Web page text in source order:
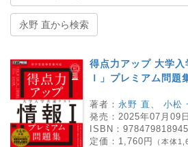
永野 直から検索
得点力アップ 大学
Ｉ」プレミアム問題
著者： 永野 直 小松
発売： 2025年07月09日
ISBN：
定価： 1,760円 （本体